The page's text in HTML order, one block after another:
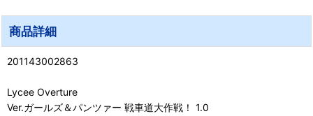
商品詳細
201143002863
Lycee Overture
Ver.ガールズ＆パンツァー 戦車道大作戦！ 1.0